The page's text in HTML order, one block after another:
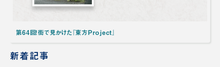
第64回！街で見かけた『東方Project』
新着記事